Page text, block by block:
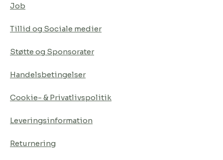
Job
Tillid og Sociale medier
Støtte og Sponsorater
Handelsbetingelser
Cookie- & Privatlivspolitik
Leveringsinformation
Returnering